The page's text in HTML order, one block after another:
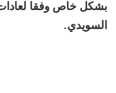
بشكل خاص وفقا لعادات
السويدي.